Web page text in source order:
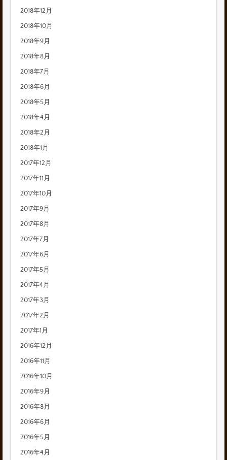
2018年12月
2018年10月
2018年9月
2018年8月
2018年7月
2018年6月
2018年5月
2018年4月
2018年2月
2018年1月
2017年12月
2017年11月
2017年10月
2017年9月
2017年8月
2017年7月
2017年6月
2017年5月
2017年4月
2017年3月
2017年2月
2017年1月
2016年12月
2016年11月
2016年10月
2016年9月
2016年8月
2016年6月
2016年5月
2016年4月